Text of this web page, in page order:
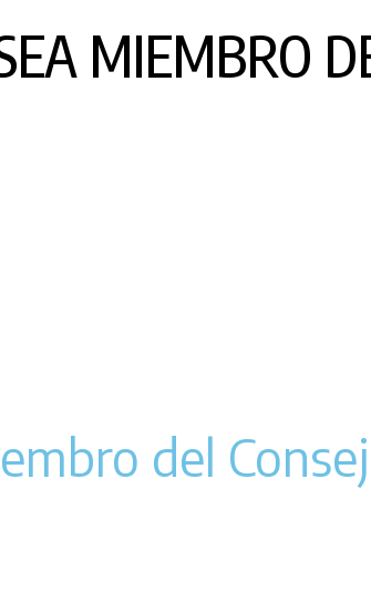
MIEMBRO
del